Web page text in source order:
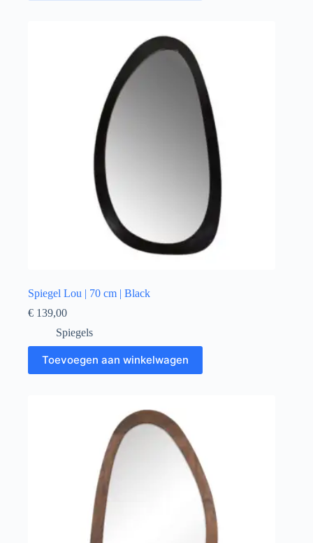
Spiegel Lou | 70 cm | Black
€ 139,00
Spiegels
Toevoegen aan winkelwagen